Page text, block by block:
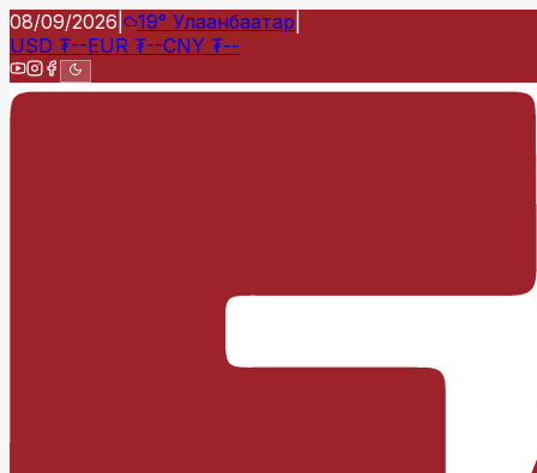
08/09/2026 19° Улаанбаатар
USD ₮--EUR ₮--CNY ₮--